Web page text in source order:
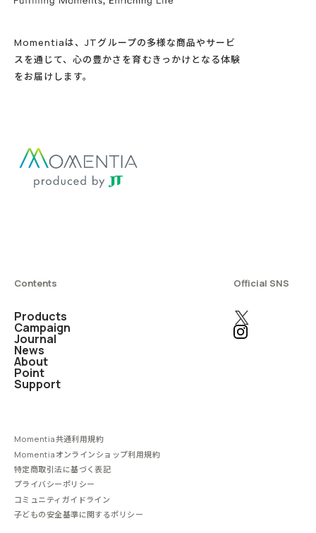
Momentiaは、JTグループの多様な商品やサービ
スを通じて、心の豊かさを育むきっかけとなる体験
をお届けします。
Contents
Products
Campaign
Journal
News
About
Point
Support
Official SNS
Momentia共通利用規約
Momentiaオンラインショップ利用規約
特定商取引法に基づく表記
プライバシーポリシー
コミュニティガイドライン
子どもの安全基準に関するポリシー